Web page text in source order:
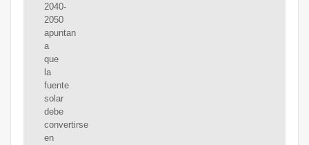
2040-
2050
apuntan
a
que
la
fuente
solar
debe
convertirse
en